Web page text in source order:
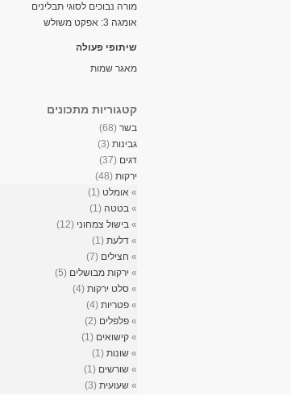
מורה נבוכים לסוגי תבלינים
אומגה 3: אפקט משולש
שיתופי פעולה
מאגר שמות
קטגוריות מתכונים
בשר (68)
גבינות (3)
דגים (37)
ירקות (48)
» אומלט (1)
» בטטה (1)
» בישול צמחוני (12)
» דלעת (1)
» חצילים (7)
» ירקות מבושלים (5)
» סלט ירקות (4)
» פטריות (4)
» פלפלים (2)
» קישואים (1)
» שונות (1)
» שורשים (1)
» שעועית (3)